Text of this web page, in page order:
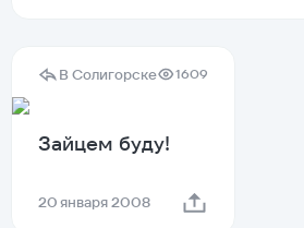
В Солигорске 1609
Зайцем буду!
20 января 2008